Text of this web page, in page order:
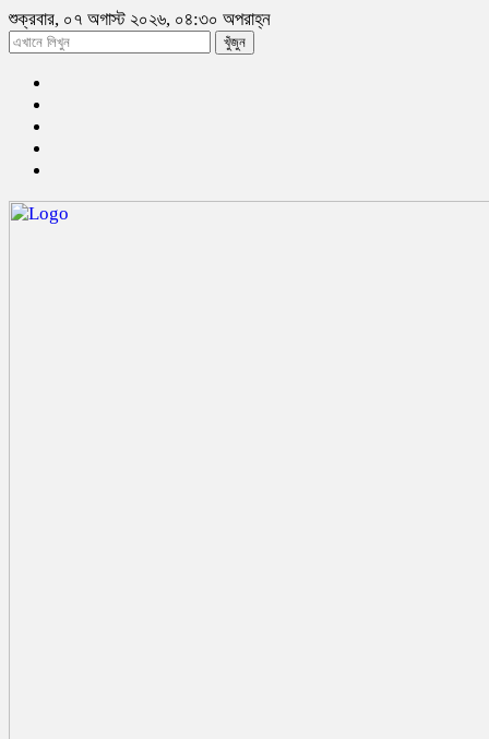
শুক্রবার, ০৭ অগাস্ট ২০২৬, ০৪:৩০ অপরাহ্ন
খুঁজুন